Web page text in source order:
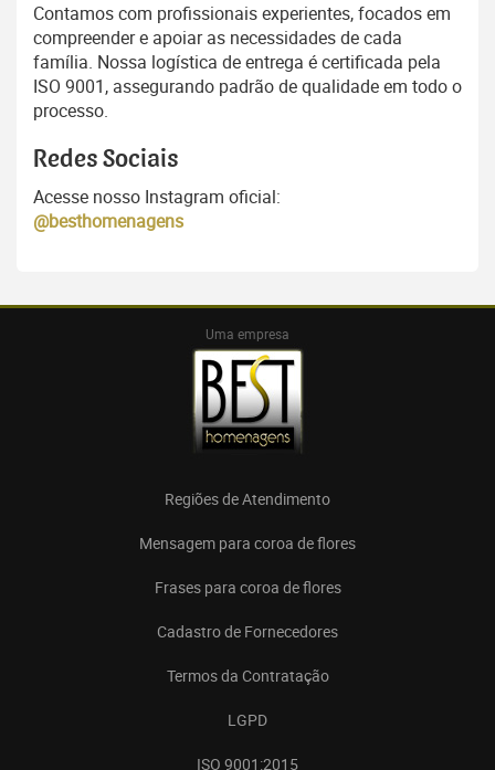
Contamos com profissionais experientes, focados em
compreender e apoiar as necessidades de cada
família. Nossa logística de entrega é certificada pela
ISO 9001, assegurando padrão de qualidade em todo o
processo.
Redes Sociais
Acesse nosso Instagram oficial:
@besthomenagens
Uma empresa
Regiões de Atendimento
Mensagem para coroa de flores
Frases para coroa de flores
Cadastro de Fornecedores
Termos da Contratação
LGPD
ISO 9001:2015